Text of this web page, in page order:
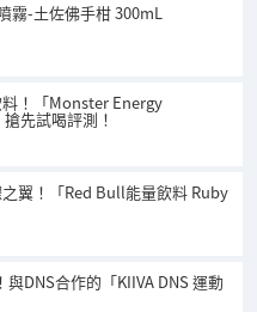
霧-土佐佛手柑 300mL
！「Monster Energy
先試喝評測！
翼！「Red Bull能量飲料 Ruby
DNS合作的「KIIVA DNS 運動